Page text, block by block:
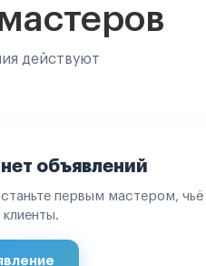
действуют
объявлений
первым мастером, чьё